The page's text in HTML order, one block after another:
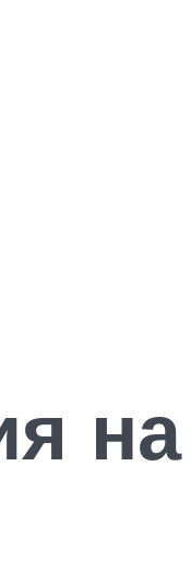
на